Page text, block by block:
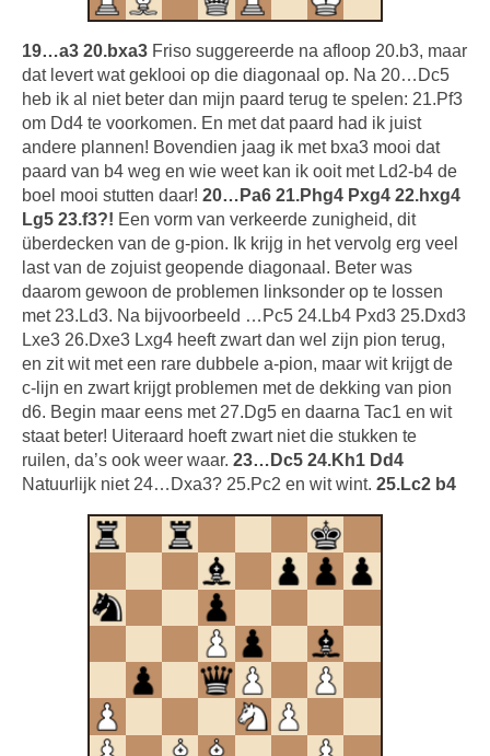
19…a3 20.bxa3 Friso suggereerde na afloop 20.b3, maar
dat levert wat geklooi op die diagonaal op. Na 20…Dc5
heb ik al niet beter dan mijn paard terug te spelen: 21.Pf3
om Dd4 te voorkomen. En met dat paard had ik juist
andere plannen! Bovendien jaag ik met bxa3 mooi dat
paard van b4 weg en wie weet kan ik ooit met Ld2-b4 de
boel mooi stutten daar! 20…Pa6 21.Phg4 Pxg4 22.hxg4
Lg5 23.f3?! Een vorm van verkeerde zunigheid, dit
überdecken van de g-pion. Ik krijg in het vervolg erg veel
last van de zojuist geopende diagonaal. Beter was
daarom gewoon de problemen linksonder op te lossen
met 23.Ld3. Na bijvoorbeeld …Pc5 24.Lb4 Pxd3 25.Dxd3
Lxe3 26.Dxe3 Lxg4 heeft zwart dan wel zijn pion terug,
en zit wit met een rare dubbele a-pion, maar wit krijgt de
c-lijn en zwart krijgt problemen met de dekking van pion
d6. Begin maar eens met 27.Dg5 en daarna Tac1 en wit
staat beter! Uiteraard hoeft zwart niet die stukken te
ruilen, da’s ook weer waar. 23…Dc5 24.Kh1 Dd4
Natuurlijk niet 24…Dxa3? 25.Pc2 en wit wint. 25.Lc2 b4